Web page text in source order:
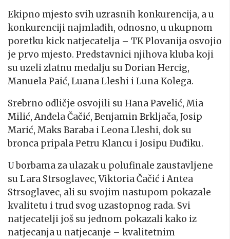
Ekipno mjesto svih uzrasnih konkurencija, a u
konkurenciji najmlađih, odnosno, u ukupnom
poretku kick natjecatelja – TK Plovanija osvojio
je prvo mjesto. Predstavnici njihova kluba koji
su uzeli zlatnu medalju su Dorian Hercig,
Manuela Paić, Luana Lleshi i Luna Kolega.
Srebrno odličje osvojili su Hana Pavelić, Mia
Milić, Anđela Čačić, Benjamin Brkljača, Josip
Marić, Maks Baraba i Leona Lleshi, dok su
bronca pripala Petru Klancu i Josipu Đuđiku.
U borbama za ulazak u polufinale zaustavljene
su Lara Strsoglavec, Viktoria Čačić i Antea
Strsoglavec, ali su svojim nastupom pokazale
kvalitetu i trud svog uzastopnog rada. Svi
natjecatelji još su jednom pokazali kako iz
natjecanja u natjecanje – kvalitetnim